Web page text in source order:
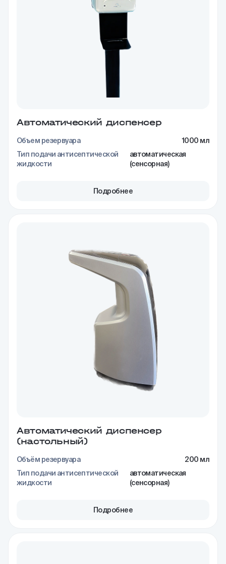
Автоматический диспенсер
Объем резервуара
1000 мл
Тип подачи антисептической
жидкости
автоматическая
(сенсорная)
Подробнее
Автоматический диспенсер
(настольный)
Объём резервуара
200 мл
Тип подачи антисептической
жидкости
автоматическая
(сенсорная)
Подробнее